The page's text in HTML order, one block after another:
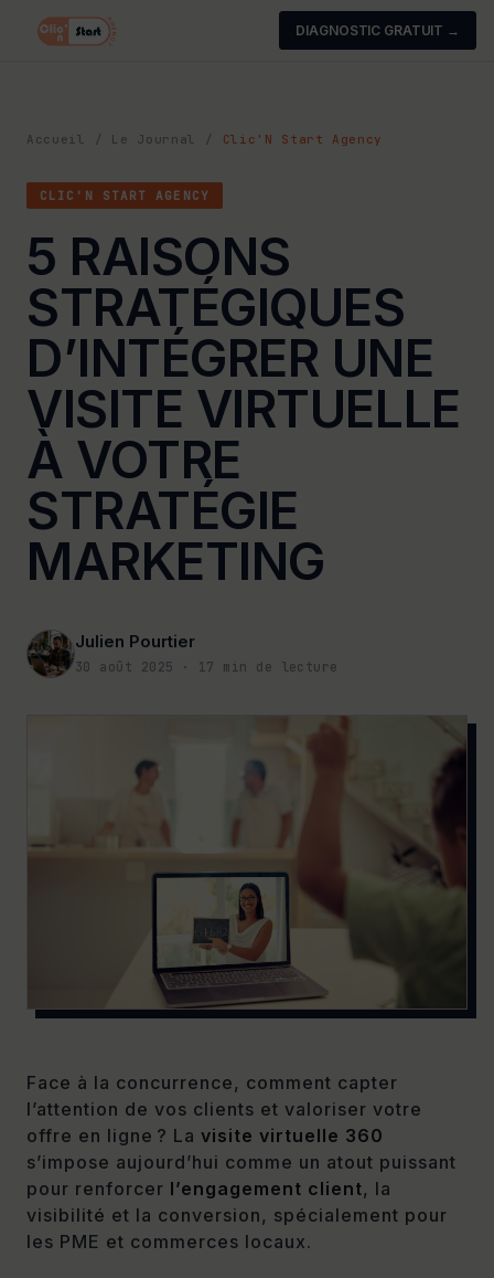
DIAGNOSTIC GRATUIT →
Accueil / Le Journal / Clic'N Start Agency
CLIC'N START AGENCY
5 RAISONS
STRATÉGIQUES
D’INTÉGRER UNE
VISITE VIRTUELLE
À VOTRE
STRATÉGIE
MARKETING
Julien Pourtier
30 août 2025 · 17 min de lecture
Face à la concurrence, comment capter
l’attention de vos clients et valoriser votre
offre en ligne ? La visite virtuelle 360
s’impose aujourd’hui comme un atout puissant
pour renforcer l’engagement client, la
visibilité et la conversion, spécialement pour
les PME et commerces locaux.